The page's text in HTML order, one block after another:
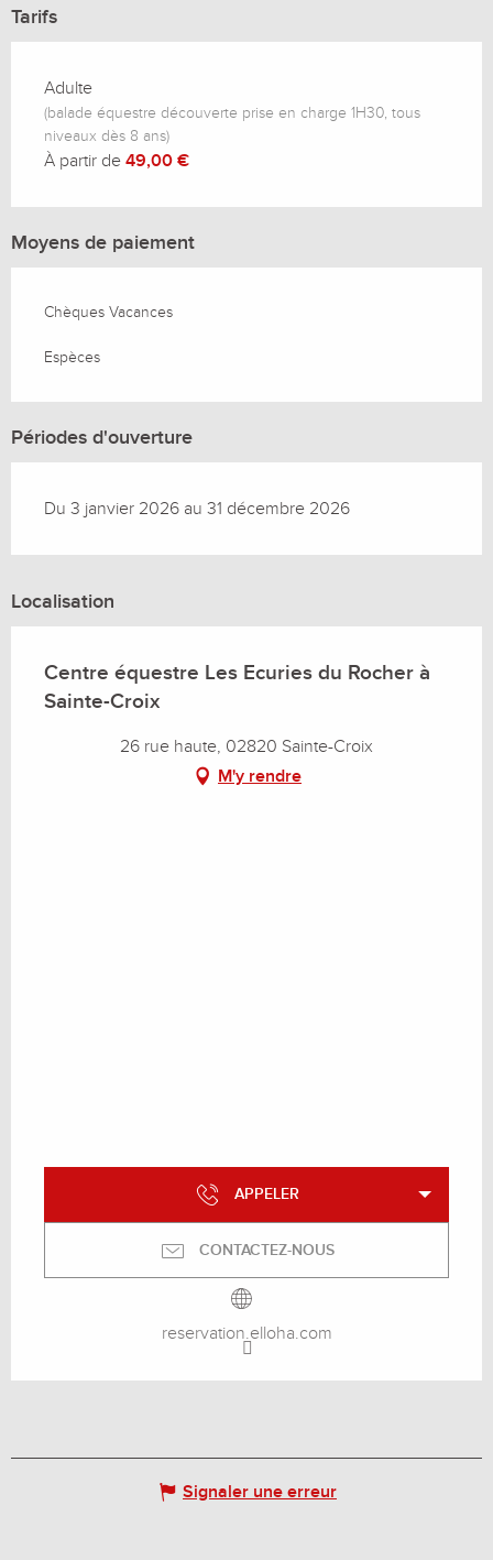
Tarifs
Adulte
(balade équestre découverte prise en charge 1H30, tous
niveaux dès 8 ans)
À partir de 49,00 €
Moyens de paiement
Chèques Vacances
Espèces
Périodes d'ouverture
Du 3 janvier 2026 au 31 décembre 2026
Localisation
Centre équestre Les Ecuries du Rocher à
Sainte-Croix
26 rue haute, 02820 Sainte-Croix
M'y rendre
APPELER
CONTACTEZ-NOUS
reservation.elloha.com
Signaler une erreur